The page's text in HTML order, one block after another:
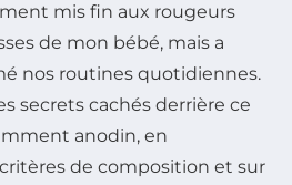
mis fin aux rougeurs
de mon bébé, mais a
nos routines quotidiennes.
secrets cachés derrière ce
anodin, en
de composition et sur